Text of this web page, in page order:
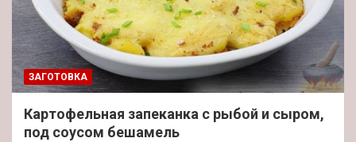
ЗАГОТОВКА
Картофельная запеканка с рыбой и сыром,
под соусом бешамель